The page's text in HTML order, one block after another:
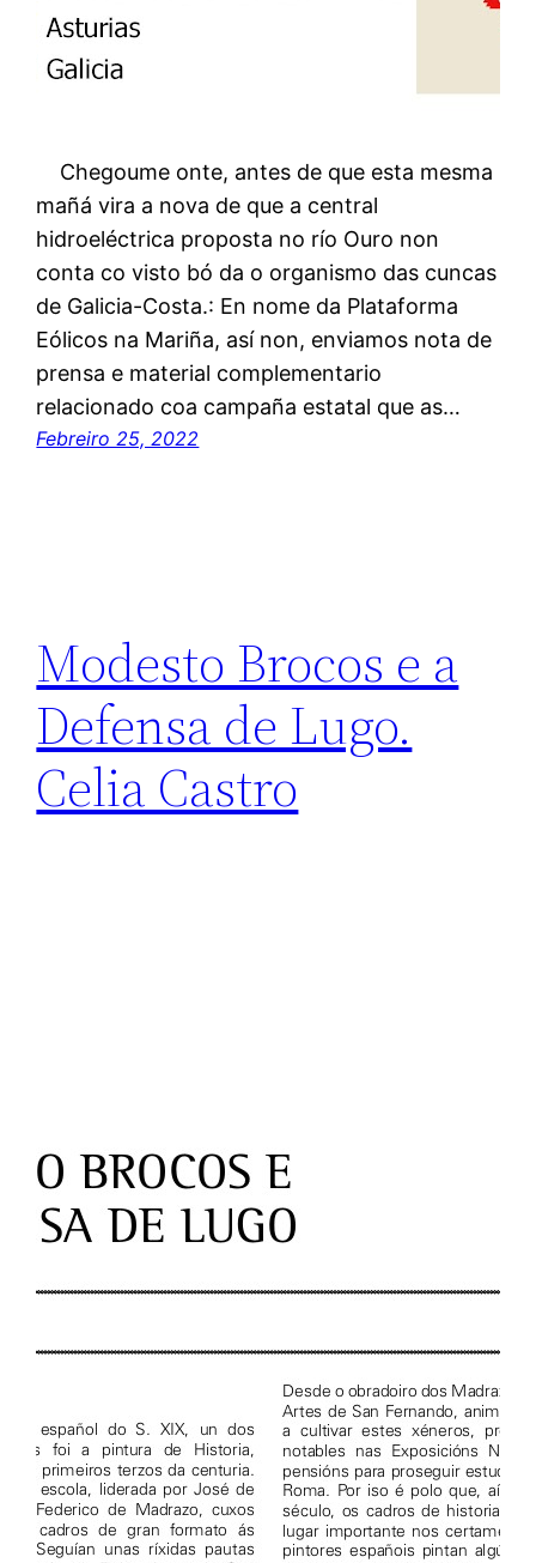
Chegoume onte, antes de que esta mesma
mañá vira a nova de que a central
hidroeléctrica proposta no río Ouro non
conta co visto bó da o organismo das cuncas
de Galicia-Costa.: En nome da Plataforma
Eólicos na Mariña, así non, enviamos nota de
prensa e material complementario
relacionado coa campaña estatal que as…
Febreiro 25, 2022
Modesto Brocos e a
Defensa de Lugo.
Celia Castro